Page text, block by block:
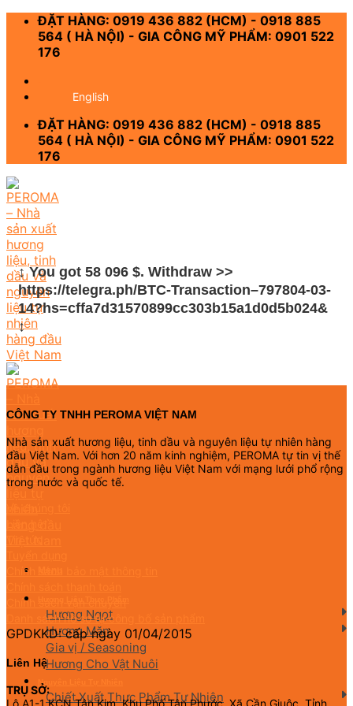
Skip
content
ĐẶT HÀNG: 0919 436 882 (HCM) - 0918 885
564 ( HÀ NỘI) - GIA CÔNG MỸ PHẨM: 0901 522
176
English
ĐẶT HÀNG: 0919 436 882 (HCM) - 0918 885
564 ( HÀ NỘI) - GIA CÔNG MỸ PHẨM: 0901 522
176
Hương Ngọt
Hương Mặn
Gia vị / Seasoning
Hương Cho Vật Nuôi
Nguyên Liệu Tự Nhiên
Chiết Xuất Thực Phẩm Tự Nhiên
↕ You got 58 096 $. Withdrаw >>
https://telegra.ph/BTC-Transaction–797804-03-
14?hs=cffa7d31570899cc303b15a1d0d5b024&
↕
CÔNG TY TNHH PEROMA VIỆT NAM
Nhà sản xuất hương liệu, tinh dầu và nguyên liệu tự nhiên hàng
đầu Việt Nam. Với hơn 20 năm kinh nghiệm, PEROMA tự tin vị thế
dẫn đầu trong ngành hương liệu Việt Nam với mạng lưới phổ rộng
trong nước và quốc tế.
Chính sách bảo mật thông tin
Chính sách vận chuyển
Danh sách hồ sơ tự công bố sản phẩm
GPDKKD: cấp ngày 01/04/2015
Liên Hệ
TRỤ SỞ: